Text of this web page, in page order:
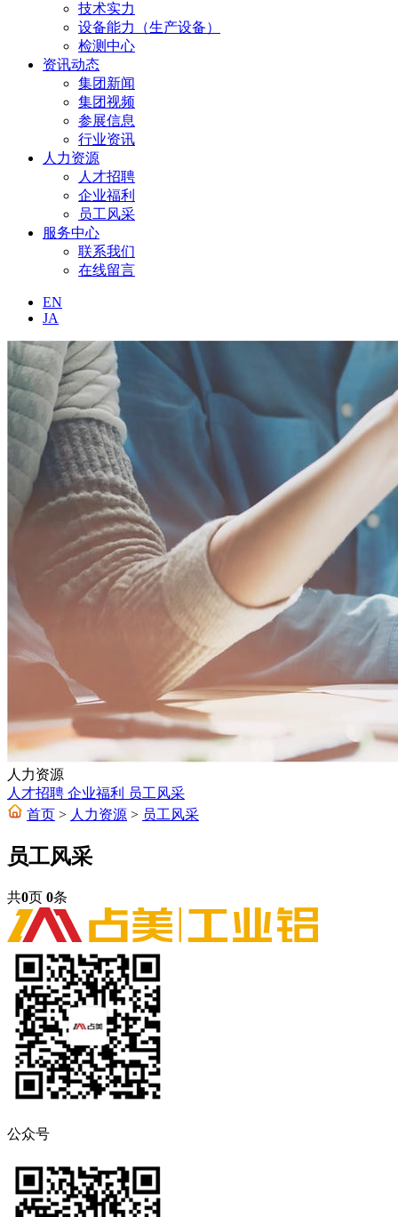
技术实力
设备能力（生产设备）
检测中心
资讯动态
集团新闻
集团视频
参展信息
行业资讯
人力资源
人才招聘
企业福利
员工风采
服务中心
联系我们
在线留言
EN
JA
人力资源
人才招聘 企业福利
员工风采
首页 > 人力资源 > 员工风采
员工风采
共0页 0条
公众号